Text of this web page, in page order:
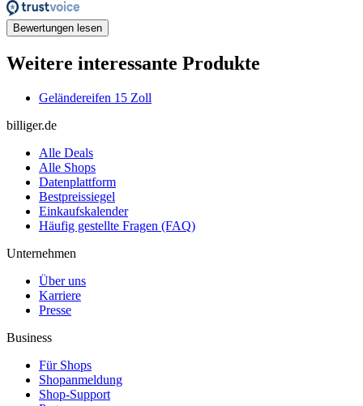
Bewertungen lesen
Weitere interessante Produkte
Geländereifen 15 Zoll
billiger.de
Alle Deals
Alle Shops
Datenplattform
Bestpreissiegel
Einkaufskalender
Häufig gestellte Fragen (FAQ)
Unternehmen
Über uns
Karriere
Presse
Business
Für Shops
Shopanmeldung
Shop-Support